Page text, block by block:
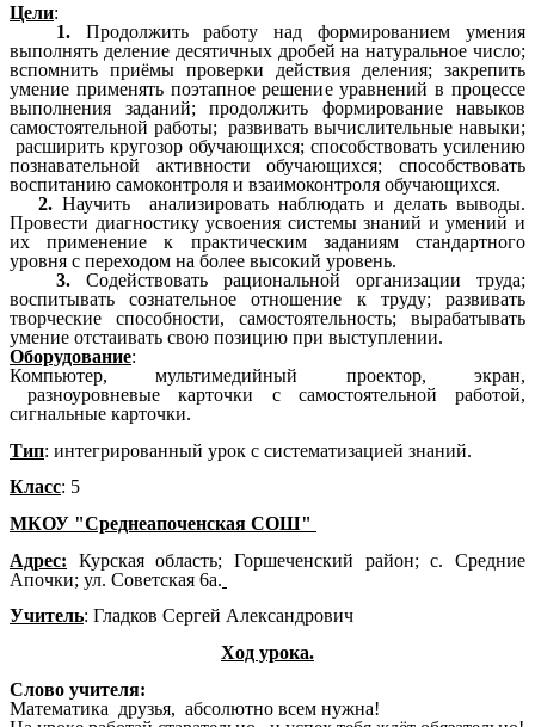
Цели:
1.Продолжить работу над формированием умения
выполнять деление десятичных дробей на натуральное число;
вспомнить приёмы проверки действия деления; закрепить
умение применять поэтапное решение уравнений в процессе
выполнения заданий; продолжить формирование навыков
самостоятельной работы; развивать вычислительные навыки;
расширить кругозор обучающихся; способствовать усилению
познавательной активности обучающихся; способствовать
воспитанию самоконтроля и взаимоконтроля обучающихся.
2. Научить анализировать наблюдать и делать выводы.
Провести диагностику усвоения системы знаний и умений и
их применение к практическим заданиям стандартного
уровня с переходом на более высокий уровень.
3. Содействовать рациональной организации труда;
воспитывать сознательное отношение к труду; развивать
творческие способности, самостоятельность; вырабатывать
умение отстаивать свою позицию при выступлении.
Оборудование:
Компьютер, мультимедийный проектор, экран,
разноуровневые карточки с самостоятельной работой,
сигнальные карточки.
Тип: интегрированный урок с систематизацией знаний.
Класс: 5
МКОУ "Среднеапоченская СОШ"
Адрес: Курская область; Горшеченский район; с. Средние
Апочки; ул. Советская 6а.
Учитель: Гладков Сергей Александрович
Ход урока.
Слово учителя:
Математика друзья, абсолютно всем нужна!